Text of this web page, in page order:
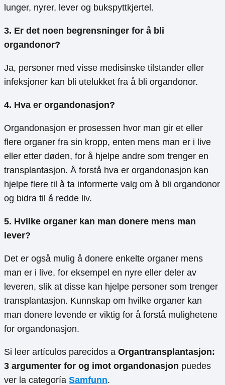
lunger, nyrer, lever og bukspyttkjertel.
3. Er det noen begrensninger for å bli
organdonor?
Ja, personer med visse medisinske tilstander eller
infeksjoner kan bli utelukket fra å bli organdonor.
4. Hva er organdonasjon?
Organdonasjon er prosessen hvor man gir et eller
flere organer fra sin kropp, enten mens man er i live
eller etter døden, for å hjelpe andre som trenger en
transplantasjon. Å forstå hva er organdonasjon kan
hjelpe flere til å ta informerte valg om å bli organdonor
og bidra til å redde liv.
5. Hvilke organer kan man donere mens man
lever?
Det er også mulig å donere enkelte organer mens
man er i live, for eksempel en nyre eller deler av
leveren, slik at disse kan hjelpe personer som trenger
transplantasjon. Kunnskap om hvilke organer kan
man donere levende er viktig for å forstå mulighetene
for organdonasjon.
Si leer artículos parecidos a Organtransplantasjon:
3 argumenter for og imot organdonasjon puedes
ver la categoría Samfunn.